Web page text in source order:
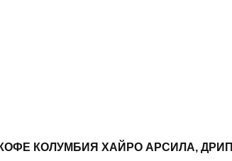
КОФЕ КОЛУМБИЯ ХАЙРО АРСИЛА, ДРИП